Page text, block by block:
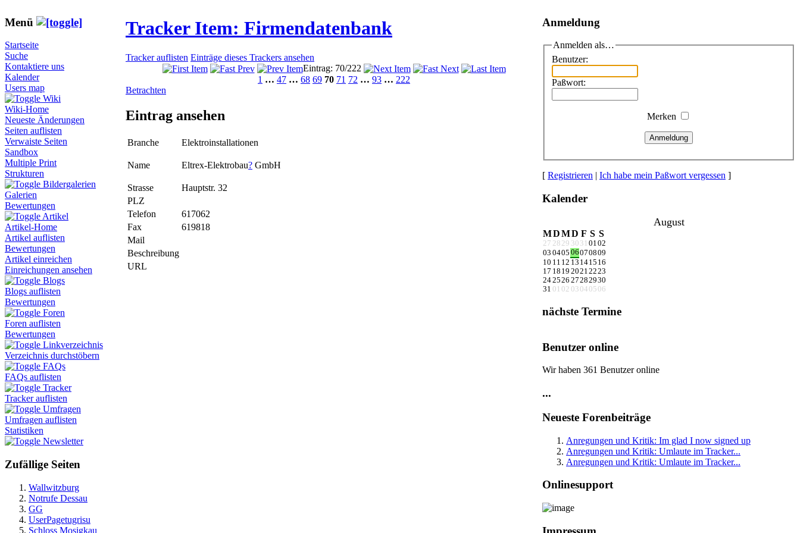
Menü
Startseite
Suche
Kontaktiere uns
Kalender
Users map
Wiki
Wiki-Home
Neueste Änderungen
Seiten auflisten
Verwaiste Seiten
Sandbox
Multiple Print
Strukturen
Bildergalerien
Galerien
Bewertungen
Artikel
Artikel-Home
Artikel auflisten
Bewertungen
Artikel einreichen
Einreichungen ansehen
Blogs
Blogs auflisten
Bewertungen
Foren
Foren auflisten
Bewertungen
Linkverzeichnis
Verzeichnis durchstöbern
FAQs
FAQs auflisten
Tracker
Tracker auflisten
Umfragen
Umfragen auflisten
Statistiken
Newsletter
Zufällige Seiten
Wallwitzburg
Notrufe Dessau
GG
UserPagetugrisu
Schloss Mosigkau
Tracker Item: Firmendatenbank
Tracker auflisten Einträge dieses Trackers ansehen
Eintrag: 70/222
1 … 47 … 68 69 70 71 72 … 93 … 222
Betrachten
Eintrag ansehen
Branche Elektroinstallationen
Name Eltrex-Elektrobau? GmbH
Strasse
Hauptstr. 32
PLZ
Telefon
617062
Fax
619818
Mail
Beschreibung
URL
Anmeldung
Anmelden als…
Benutzer:
Paßwort:
Merken
Anmeldung
[ Registrieren | Ich habe mein Paßwort vergessen ]
Kalender
August
MDMD F S S
27 28 29 30 31 0102
03 0405 06070809
10 11 12 13 1415 16
17 18 19 20212223
242526 27282930
31 01 02 03 04 05 06
nächste Termine
Benutzer online
Wir haben 361 Benutzer online
...
Neueste Forenbeiträge
Anregungen und Kritik: Im glad I now signed up
Anregungen und Kritik: Umlaute im Tracker...
Anregungen und Kritik: Umlaute im Tracker...
Onlinesupport